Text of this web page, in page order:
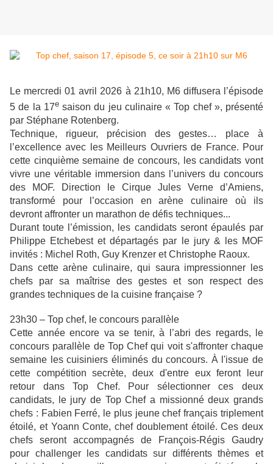
Le mercredi 01 avril 2026 à 21h10, M6 diffusera l’épisode
5 de la 17esaison du jeu culinaire « Top chef », présenté
par Stéphane Rotenberg.
Technique, rigueur, précision des gestes… place à
l’excellence avec les Meilleurs Ouvriers de France. Pour
cette cinquième semaine de concours, les candidats vont
vivre une véritable immersion dans l’univers du concours
des MOF. Direction le Cirque Jules Verne d’Amiens,
transformé pour l’occasion en arène culinaire où ils
devront affronter un marathon de défis techniques...
Durant toute l’émission, les candidats seront épaulés par
Philippe Etchebest et départagés par le jury & les MOF
invités : Michel Roth, Guy Krenzer et Christophe Raoux.
Dans cette arène culinaire, qui saura impressionner les
chefs par sa maîtrise des gestes et son respect des
grandes techniques de la cuisine française ?
23h30 – Top chef, le concours parallèle
Cette année encore va se tenir, à l’abri des regards, le
concours parallèle de Top Chef qui voit s'affronter chaque
semaine les cuisiniers éliminés du concours. À l'issue de
cette compétition secrète, deux d'entre eux feront leur
retour dans Top Chef. Pour sélectionner ces deux
candidats, le jury de Top Chef a missionné deux grands
chefs : Fabien Ferré, le plus jeune chef français triplement
étoilé, et Yoann Conte, chef doublement étoilé. Ces deux
chefs seront accompagnés de François-Régis Gaudry
pour challenger les candidats sur différents thèmes et